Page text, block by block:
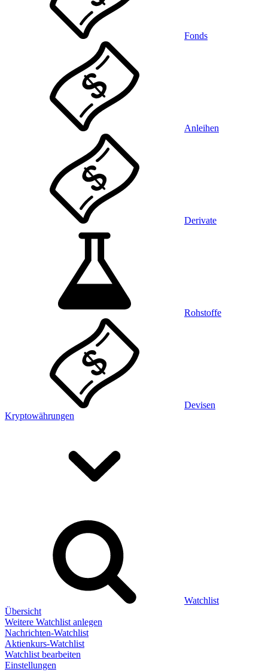
Fonds
Anleihen
Derivate
Rohstoffe
Devisen
Kryptowährungen
Watchlist
Übersicht
Weitere Watchlist anlegen
Nachrichten-Watchlist
Aktienkurs-Watchlist
Watchlist bearbeiten
Einstellungen